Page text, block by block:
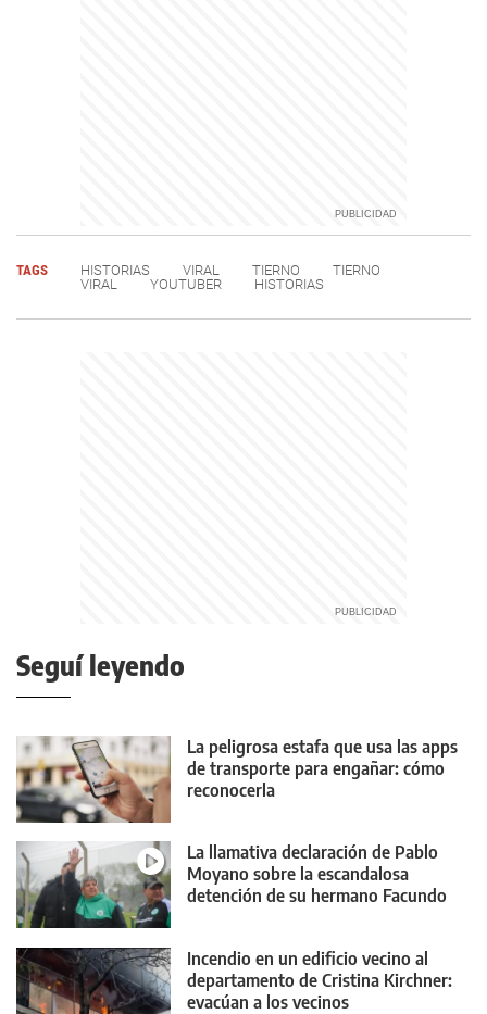
TAGS HISTORIAS VIRAL TIERNO
TIERNO
VIRAL
YOUTUBER HISTORIAS
Seguí leyendo
La peligrosa estafa que usa las apps
de transporte para engañar: cómo
reconocerla
La llamativa declaración de Pablo
Moyano sobre la escandalosa
detención de su hermano Facundo
Incendio en un edificio vecino al
departamento de Cristina Kirchner:
evacúan a los vecinos